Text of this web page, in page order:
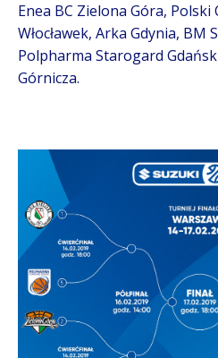
Enea BC Zielona Góra,
Włocławek, Arka Gdynia, BM
Polpharma Starogard
Górnicza.